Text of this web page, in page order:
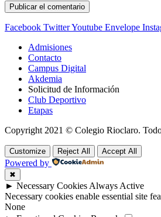
Facebook TwitterYoutube Envelope
Admisiones
Contacto
Campus Digital
Akdemia
Solicitud de Información
Club Deportivo
Etapas
Copyright 2021 © Colegio Rioclaro.
Customize Reject All Accept All
Powered by
✖
► Necessary Cookies Always Active
Necessary cookies enable essential site
None